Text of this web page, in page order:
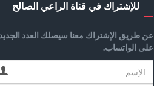
للإشتراك في قناة الراعي الصالح
عن طريق الإشتراك معنا سيصلك العدد الجديد
على الواتساب.